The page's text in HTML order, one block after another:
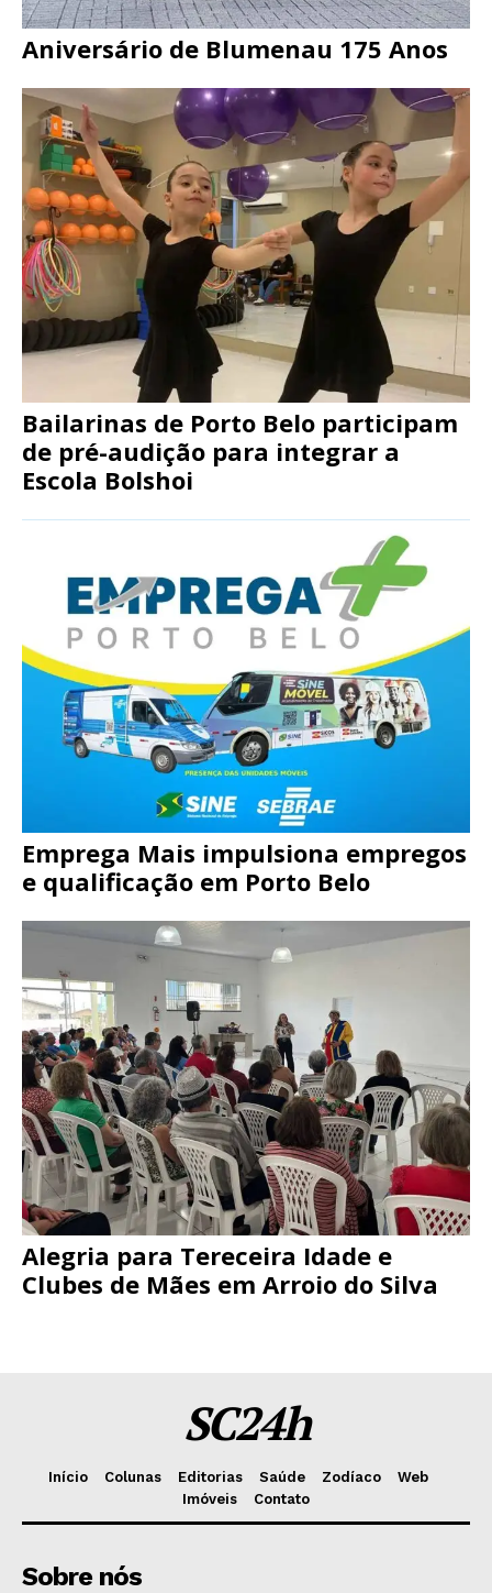
Aniversário de Blumenau 175 Anos
Bailarinas de Porto Belo participam
de pré-audição para integrar a
Escola Bolshoi
Emprega Mais impulsiona empregos
e qualificação em Porto Belo
Alegria para Tereceira Idade e
Clubes de Mães em Arroio do Silva
SC24h
Início Colunas Editorias Saúde Zodíaco
Web
Imóveis
Contato
Sobre nós